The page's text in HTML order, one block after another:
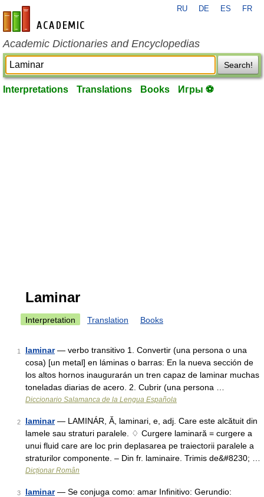
en-academic.com
RU DE ES FR
Academic Dictionaries and Encyclopedias
Search!
Interpretations Translations Books Игры ⚽
Laminar
Interpretation Translation Books
1 laminar— verbo transitivo 1. Convertir (una persona o una
cosa) [un metal] en láminas o barras: En la nueva sección de
los altos hornos inaugurarán un tren capaz de laminar muchas
toneladas diarias de acero. 2. Cubrir (una persona …
Diccionario Salamanca de la Lengua Española
2 laminar— LAMINÁR, Ă, laminari, e, adj. Care este alcătuit din
lamele sau straturi paralele. ♢ Curgere laminară = curgere a
unui fluid care are loc prin deplasarea pe traiectorii paralele a
straturilor componente. – Din fr. laminaire. Trimis de&#8230; …
Dicționar Român
3 laminar— Se conjuga como: amar Infinitivo: Gerundio: